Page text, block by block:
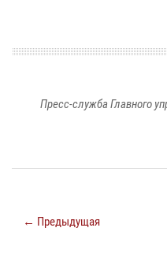
Пресс-служба Главного
← Предыдущая